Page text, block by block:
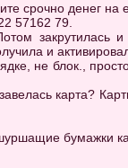
срочно денег на
57162 79.
и
не блок.,
карта?
бумажки